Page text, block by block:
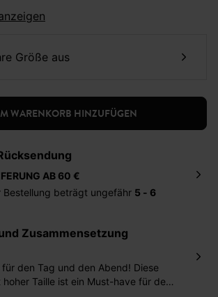
Größe aus
WARENKORB HINZUFÜGEN
AB 60 €
Bestellung beträgt ungefähr 5 - 6
bei einem Bestellwert von unter 60
binnen30 Tagennach Erhalt der
und Zusammensetzung
den Tag und den Abend! Diese
Taille ist ein Must-have für den